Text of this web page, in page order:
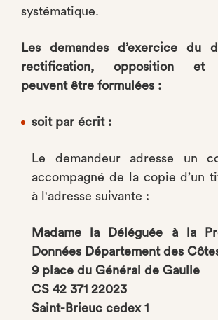
systématique.
Les demandes d’exercice du
rectification, opposition et
peuvent être formulées :
soit par écrit :
Le demandeur adresse un
accompagné de la copie d’un
à l'adresse suivante :
Madame la Déléguée à la
Données Département des
9 place du Général de Gaulle
CS 42 371 22023
Saint-Brieuc cedex 1